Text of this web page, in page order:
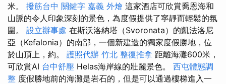
米。 撥筋台中 關鍵字 嘉義 外燴 這家酒店可欣賞喬恩海和
山脈的令人印象深刻的景色，為度假提供了寧靜而輕鬆的氛
圍。 設立辦事處 在斯沃洛納塔（Svoronata）的凱法洛尼
亞（Kefalonia）的南部，一個新建造的獨家度假勝地，位
於山頂上，約。 護照代辦 竹北 整復推拿 距離海灘600米，
可欣賞AI 台中舒壓 Helas海岸線的壯麗景色。 西屯體態調
整 度假勝地前的海灘是岩石的，但是可以通過樓梯進入一